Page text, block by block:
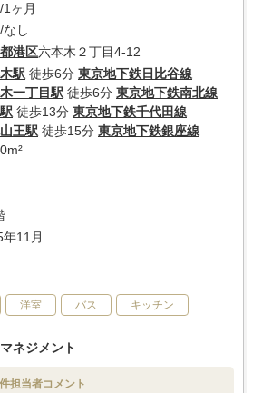
1ヶ月
なし
港区六本木２丁目4-12
駅 徒歩6分 東京地下鉄日比谷線
一丁目駅 徒歩6分 東京地下鉄南北線
徒歩13分 東京地下鉄千代田線
王駅 徒歩15分 東京地下鉄銀座線
年11月
洋室 バス キッチン
ネジメント
担当者コメント